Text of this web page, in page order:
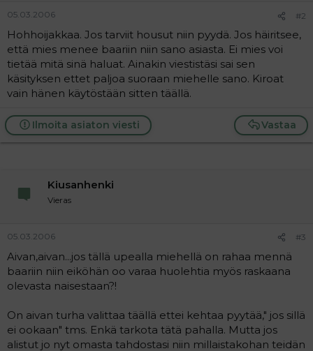
05.03.2006 #2
Hohhoijakkaa. Jos tarviit housut niin pyydä. Jos häiritsee,
että mies menee baariin niin sano asiasta. Ei mies voi
tietää mitä sinä haluat. Ainakin viestistäsi sai sen
käsityksen ettet paljoa suoraan miehelle sano. Kiroat
vain hänen käytöstään sitten täällä.
Vastaa
Ilmoita asiaton viesti
Kiusanhenki
Vieras
05.03.2006 #3
Aivan,aivan...jos tällä upealla miehellä on rahaa mennä
baariin niin eiköhän oo varaa huolehtia myös raskaana
olevasta naisestaan?!
On aivan turha valittaa täällä ettei kehtaa pyytää," jos sillä
ei ookaan" tms. Enkä tarkota tätä pahalla. Mutta jos
alistut jo nyt omasta tahdostasi niin millaistakohan teidän